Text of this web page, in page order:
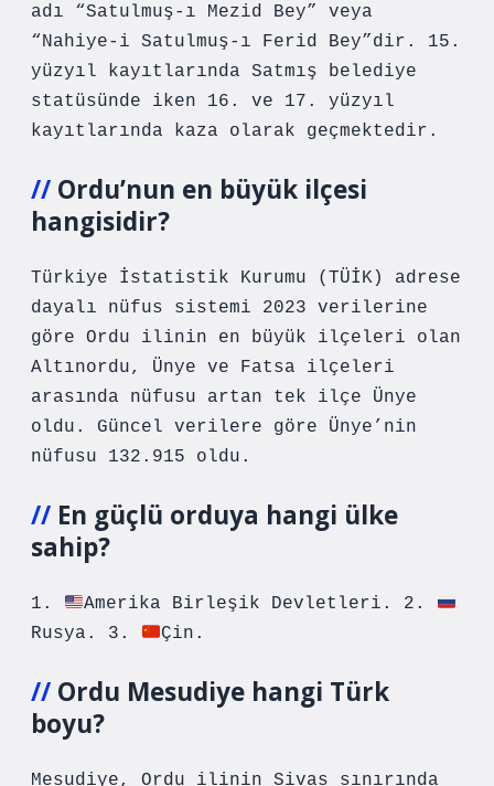
adı “Satulmuş-ı Mezid Bey” veya
“Nahiye-i Satulmuş-ı Ferid Bey”dir. 15.
yüzyıl kayıtlarında Satmış belediye
statüsünde iken 16. ve 17. yüzyıl
kayıtlarında kaza olarak geçmektedir.
Ordu’nun en büyük ilçesi
hangisidir?
Türkiye İstatistik Kurumu (TÜİK) adrese
dayalı nüfus sistemi 2023 verilerine
göre Ordu ilinin en büyük ilçeleri olan
Altınordu, Ünye ve Fatsa ilçeleri
arasında nüfusu artan tek ilçe Ünye
oldu. Güncel verilere göre Ünye’nin
nüfusu 132.915 oldu.
En güçlü orduya hangi ülke
sahip?
1.
Amerika Birleşik Devletleri. 2.
Rusya. 3.
Çin.
Ordu Mesudiye hangi Türk
boyu?
Mesudiye, Ordu ilinin Sivas sınırında